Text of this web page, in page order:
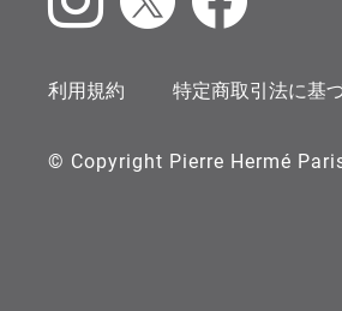
利用規約 特定商取引法に基
© Copyright Pierre Hermé